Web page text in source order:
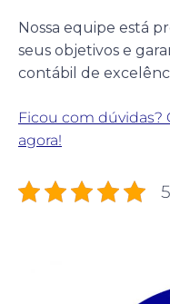
Nossa equipe está
seus objetivos e
contábil de
Ficou com dúvidas?
agora!